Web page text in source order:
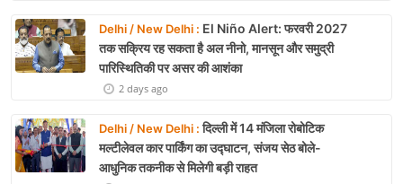
Delhi / New Delhi : El Niño Alert: फरवरी 2027
तक सक्रिय रह सकता है अल नीनो, मानसून और समुद्री
पारिस्थितिकी पर असर की आशंका
2 days ago
Delhi / New Delhi :दिल्ली में 14 मंजिला रोबोटिक
मल्टीलेवल कार पार्किंग का उद्घाटन, संजय सेठ बोले-
आधुनिक तकनीक से मिलेगी बड़ी राहत